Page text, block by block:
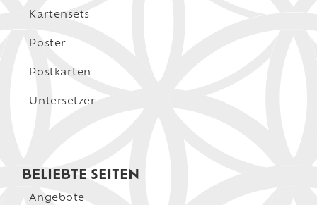
Kartensets
Poster
Postkarten
Untersetzer
BELIEBTE SEITEN
Angebote